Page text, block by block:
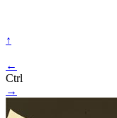
↑
←
Ctrl
→